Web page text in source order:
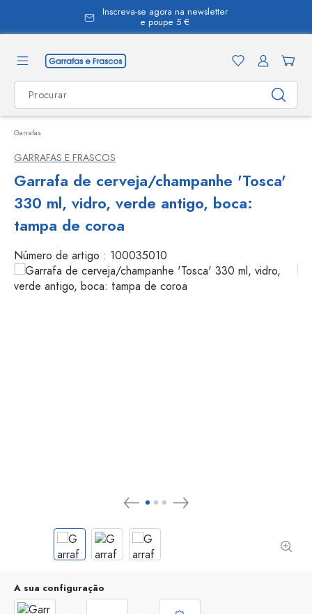
Inscreva-se agora na newsletter
e poupe 5 €
Garrafas
GARRAFAS E FRASCOS
Garrafa de cerveja/champanhe 'Tosca'
330 ml, vidro, verde antigo, boca:
tampa de coroa
Número de artigo : 100035010
A sua configuração